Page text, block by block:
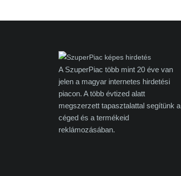
A SzuperPiac több mint 20 éve van
jelen a magyar internetes hirdetési
piacon. A több évtized alatt
megszerzett tapasztalattal segítünk a
céged és a termékeid
reklámozásában.